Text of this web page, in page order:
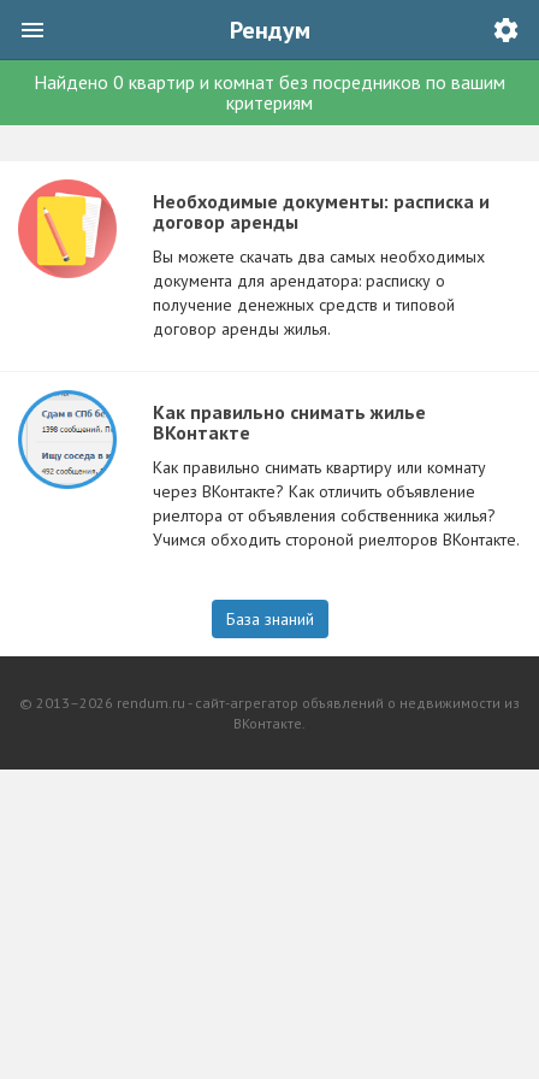
Рендум
Найдено 0 квартир и комнат без посредников по вашим
критериям
Необходимые документы: расписка и
договор аренды
Вы можете скачать два самых необходимых
документа для арендатора: расписку о
получение денежных средств и типовой
договор аренды жилья.
Как правильно снимать жилье
ВКонтакте
Как правильно снимать квартиру или комнату
через ВКонтакте? Как отличить объявление
риелтора от объявления собственника жилья?
Учимся обходить стороной риелторов ВКонтакте.
База знаний
© 2013–2026 rendum.ru - сайт-агрегатор объявлений о недвижимости из
ВКонтакте.